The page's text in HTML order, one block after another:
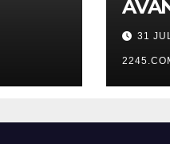
DE
31